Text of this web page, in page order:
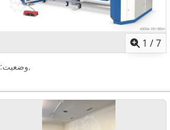
1 /7
وضعیت:,